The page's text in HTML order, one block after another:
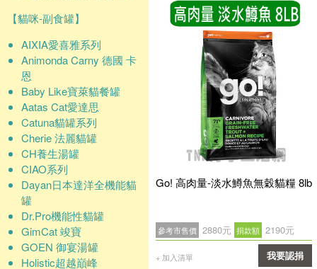
【貓咪-副食罐】
AIXIA愛喜雅系列
Animonda Carny 德國 卡
恩
Baby Like寶萊貓餐罐
Aatas Cat愛達思
Catuna貓罐系列
Cherie 法麗貓罐
CH養生湯罐
CIAO系列
Dayan日本達洋全機能貓
罐
Dr.Pro機能性貓罐
GimCat 竣寶
GOEN 御宴湯罐
Holistic超越巔峰
Go! 高肉量-淡水鱒魚無穀貓糧 8lb
參考市售價 2880元 捐款額 2190元
+ 加入清單 我要認捐